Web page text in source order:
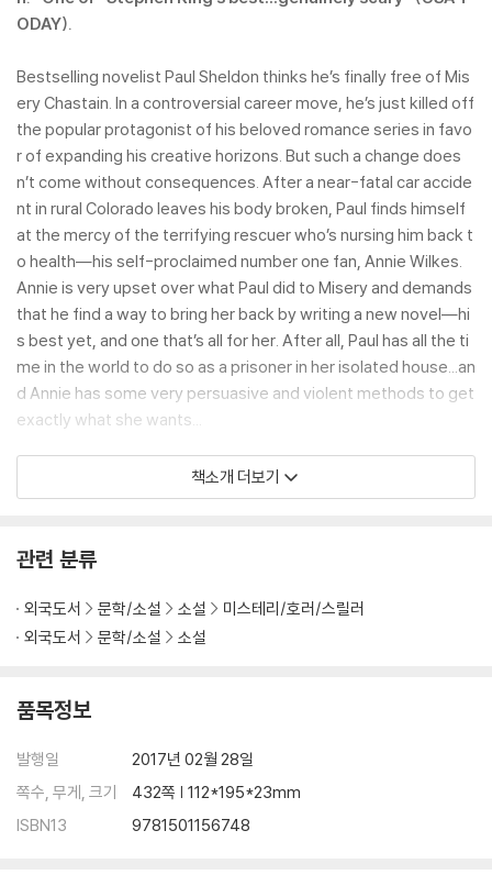
ODAY).
Bestselling novelist Paul Sheldon thinks he’s finally free of Mis
ery Chastain. In a controversial career move, he’s just killed off
the popular protagonist of his beloved romance series in favo
r of expanding his creative horizons. But such a change does
n’t come without consequences. After a near-fatal car accide
nt in rural Colorado leaves his body broken, Paul finds himself
at the mercy of the terrifying rescuer who’s nursing him back t
o health―his self-proclaimed number one fan, Annie Wilkes.
Annie is very upset over what Paul did to Misery and demands
that he find a way to bring her back by writing a new novel―hi
s best yet, and one that’s all for her. After all, Paul has all the ti
me in the world to do so as a prisoner in her isolated house...an
d Annie has some very persuasive and violent methods to get
exactly what she wants...
“King at his best…a winner!” ―The New York Times
“Unadulteratedly terrifying…frightening.” ―Publishers Weekly
e.” ―The Boston Globe
책소개 더보기
관련 분류
외국도서 문학/소설 소설
미스테리/호러/스릴러
외국도서
문학/소설 소설
품목정보
발행일
2017년 02월 28일
쪽수, 무게, 크기
432쪽 | 112*195*23mm
ISBN13
9781501156748